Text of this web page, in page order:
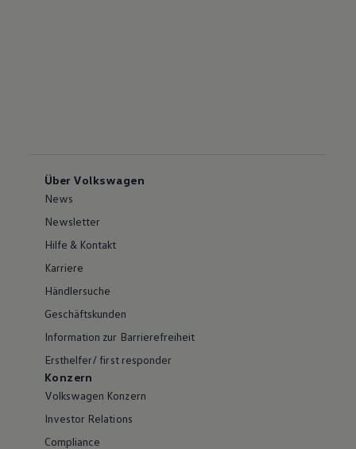
Über Volkswagen
News
Newsletter
Hilfe & Kontakt
Karriere
Händlersuche
Geschäftskunden
Information zur Barrierefreiheit
Ersthelfer/ first responder
Konzern
Volkswagen Konzern
Investor Relations
Compliance